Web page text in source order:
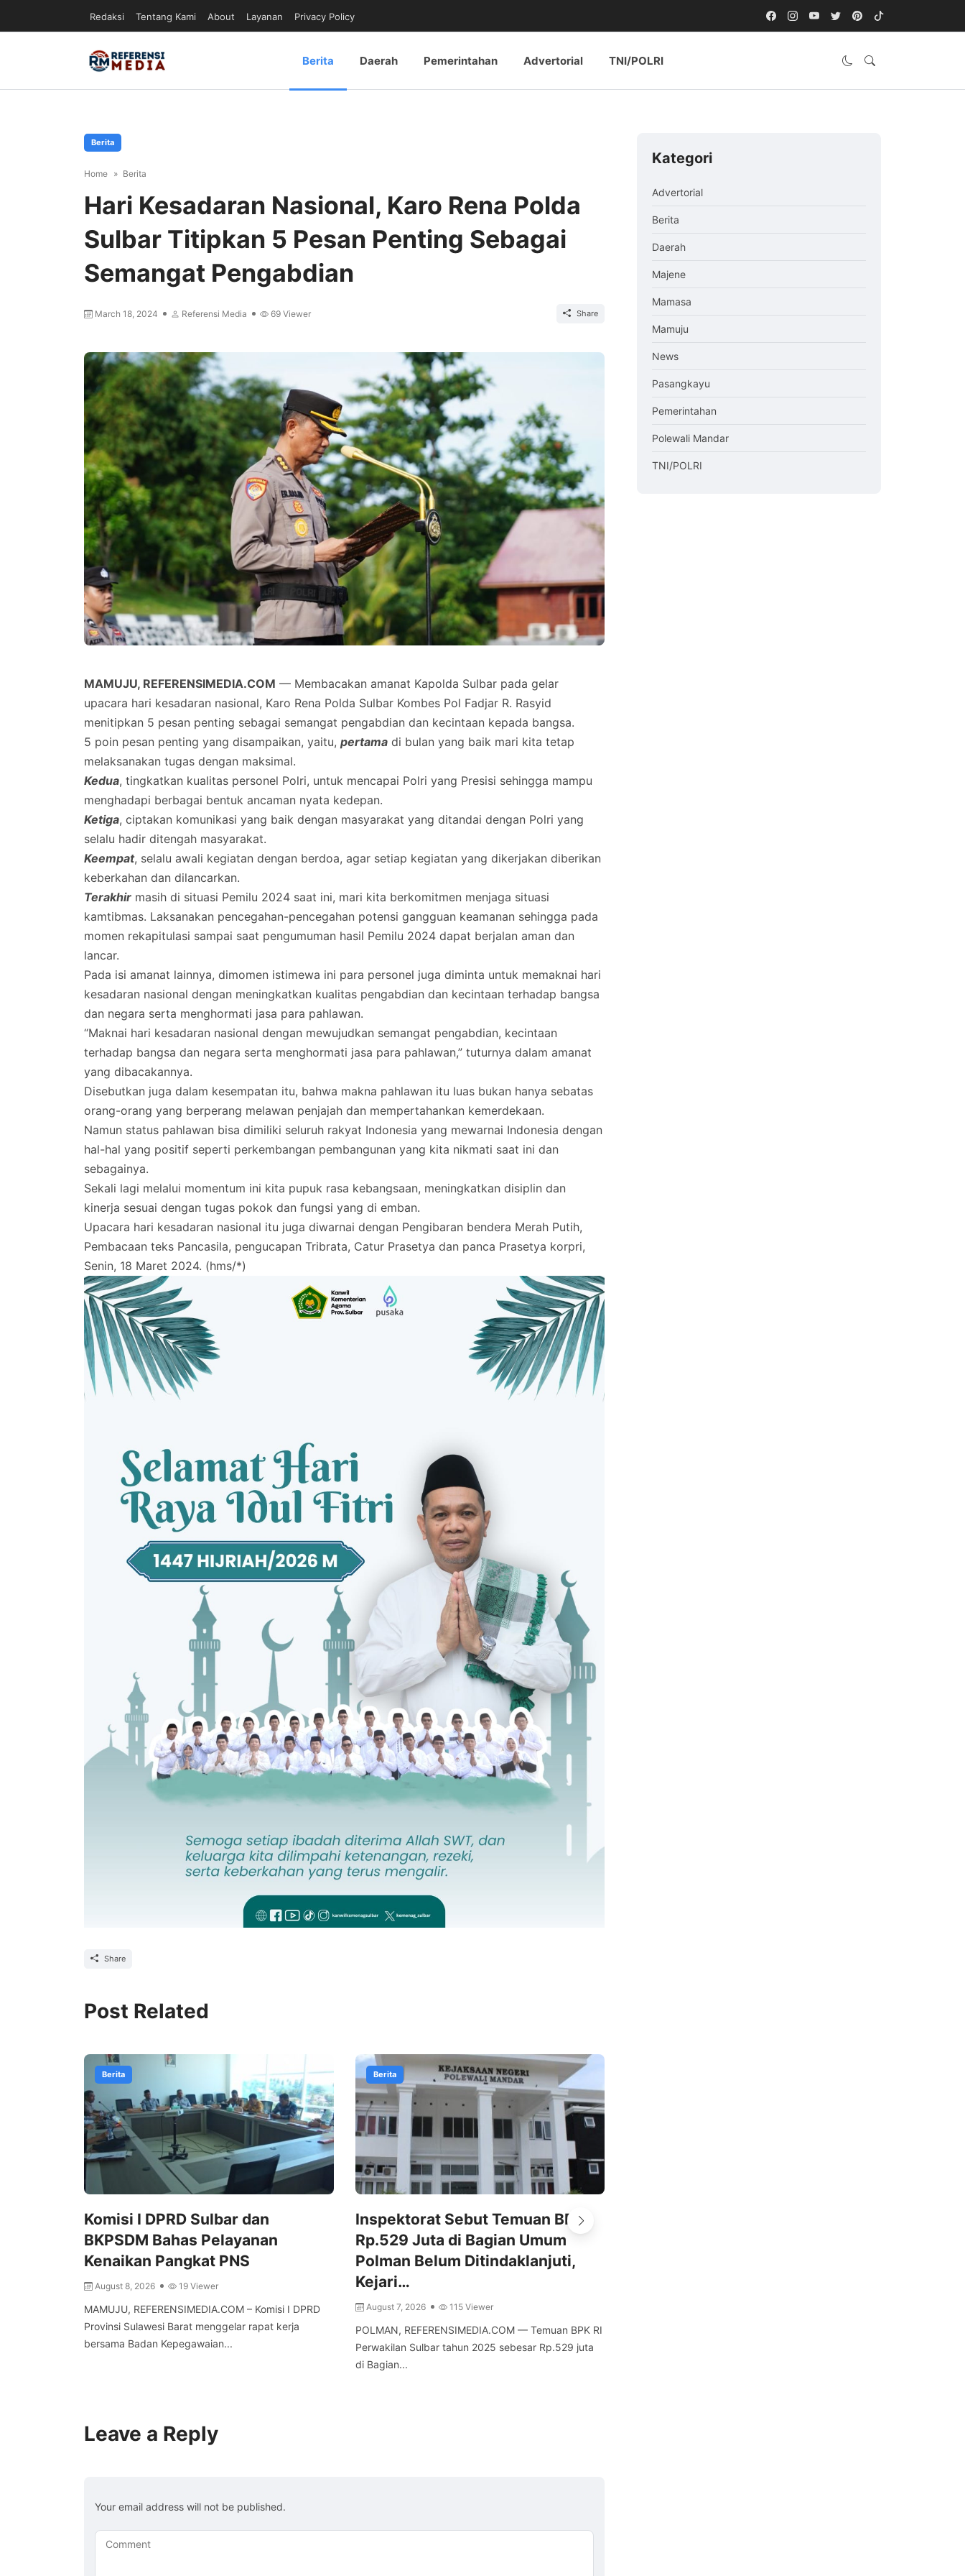
Redaksi Tentang Kami About Layanan Privacy Policy
Berita Daerah Pemerintahan Advertorial TNI/POLRI
Berita
Home Berita
Hari Kesadaran Nasional, Karo Rena Polda
Sulbar Titipkan 5 Pesan Penting Sebagai
Semangat Pengabdian
March 18, 2024 Referensi Media 69 Viewer Share
MAMUJU, REFERENSIMEDIA.COM — Membacakan amanat Kapolda Sulbar pada gelar
upacara hari kesadaran nasional, Karo Rena Polda Sulbar Kombes Pol Fadjar R. Rasyid
menitipkan 5 pesan penting sebagai semangat pengabdian dan kecintaan kepada bangsa.
5 poin pesan penting yang disampaikan, yaitu, pertama di bulan yang baik mari kita tetap
melaksanakan tugas dengan maksimal.
Kedua, tingkatkan kualitas personel Polri, untuk mencapai Polri yang Presisi sehingga mampu
menghadapi berbagai bentuk ancaman nyata kedepan.
Ketiga, ciptakan komunikasi yang baik dengan masyarakat yang ditandai dengan Polri yang
selalu hadir ditengah masyarakat.
Keempat, selalu awali kegiatan dengan berdoa, agar setiap kegiatan yang dikerjakan diberikan
keberkahan dan dilancarkan.
Terakhir masih di situasi Pemilu 2024 saat ini, mari kita berkomitmen menjaga situasi
kamtibmas. Laksanakan pencegahan-pencegahan potensi gangguan keamanan sehingga pada
momen rekapitulasi sampai saat pengumuman hasil Pemilu 2024 dapat berjalan aman dan
lancar.
Pada isi amanat lainnya, dimomen istimewa ini para personel juga diminta untuk memaknai hari
kesadaran nasional dengan meningkatkan kualitas pengabdian dan kecintaan terhadap bangsa
dan negara serta menghormati jasa para pahlawan.
“Maknai hari kesadaran nasional dengan mewujudkan semangat pengabdian, kecintaan
terhadap bangsa dan negara serta menghormati jasa para pahlawan,” tuturnya dalam amanat
yang dibacakannya.
Disebutkan juga dalam kesempatan itu, bahwa makna pahlawan itu luas bukan hanya sebatas
orang-orang yang berperang melawan penjajah dan mempertahankan kemerdekaan.
Namun status pahlawan bisa dimiliki seluruh rakyat Indonesia yang mewarnai Indonesia dengan
hal-hal yang positif seperti perkembangan pembangunan yang kita nikmati saat ini dan
sebagainya.
Sekali lagi melalui momentum ini kita pupuk rasa kebangsaan, meningkatkan disiplin dan
kinerja sesuai dengan tugas pokok dan fungsi yang di emban.
Upacara hari kesadaran nasional itu juga diwarnai dengan Pengibaran bendera Merah Putih,
Pembacaan teks Pancasila, pengucapan Tribrata, Catur Prasetya dan panca Prasetya korpri,
Senin, 18 Maret 2024. (hms/*)
Share
Post Related
Berita
Komisi I DPRD Sulbar dan
BKPSDM Bahas Pelayanan
Kenaikan Pangkat PNS
August 8, 2026 19 Viewer
MAMUJU, REFERENSIMEDIA.COM – Komisi I DPRD
Provinsi Sulawesi Barat menggelar rapat kerja
bersama Badan Kepegawaian...
Berita
Inspektorat Sebut Temuan BPK
Rp.529 Juta di Bagian Umum
Polman Belum Ditindaklanjuti,
Kejari…
August 7, 2026 115 Viewer
POLMAN, REFERENSIMEDIA.COM — Temuan BPK RI
Perwakilan Sulbar tahun 2025 sebesar Rp.529 juta
di Bagian...
Leave a Reply
Your email address will not be published.
Comment
Kategori
Advertorial
Berita
Daerah
Majene
Mamasa
Mamuju
News
Pasangkayu
Pemerintahan
Polewali Mandar
TNI/POLRI